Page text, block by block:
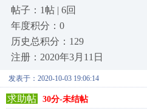
帖子：1帖 | 6回
年度积分：0
历史总积分：129
注册：2020年3月11日
发表于：2020-10-03 19:06:14
求助帖 30分-未结帖